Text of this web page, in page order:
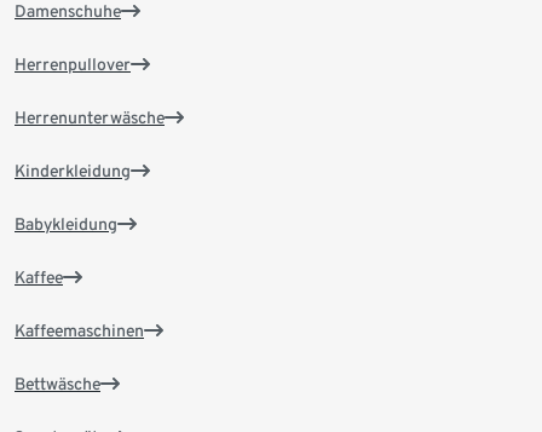
Damenschuhe
Herrenpullover
Herrenunterwäsche
Kinderkleidung
Babykleidung
Kaffee
Kaffeemaschinen
Bettwäsche